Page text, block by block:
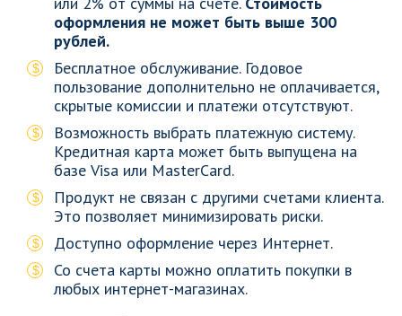
оформления не может быть выше 300
рублей.
Бесплатное обслуживание. Годовое
пользование дополнительно не оплачивается,
скрытые комиссии и платежи отсутствуют.
Возможность выбрать платежную систему.
Кредитная карта может быть выпущена на
базе Visa или MasterCard.
Продукт не связан с другими счетами клиента.
Это позволяет минимизировать риски.
Доступно оформление через Интернет.
Со счета карты можно оплатить покупки в
любых интернет-магазинах.